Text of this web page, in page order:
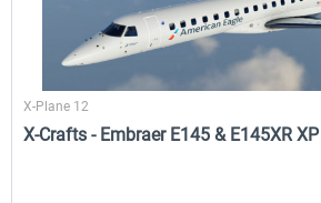
X-Plane 12
X-Crafts - Embraer E145 & E145XR XP